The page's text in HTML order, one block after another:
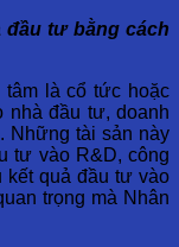
tư bằng cách
tâm là cổ tức hoặc
nhà đầu tư, doanh
Những tài sản này
tư vào R&D, công
kết quả đầu tư vào
trọng mà Nhân